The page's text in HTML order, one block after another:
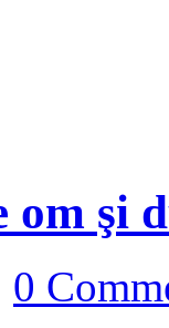
om şi
0